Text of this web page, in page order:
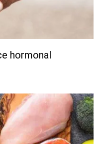
hormonal